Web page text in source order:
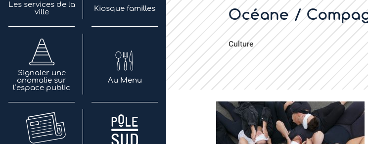
Océane /
Culture
Les services de la
ville
Kiosque familles
Signaler une
anomalie sur
l’espace public
Au Menu